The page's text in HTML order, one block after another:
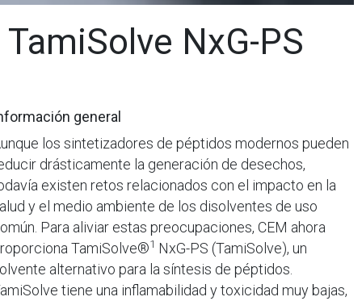
TamiSolve NxG-PS
general
los sintetizadores de péptidos modernos pueden
drásticamente la generación de desechos,
existen retos relacionados con el impacto en la
y el medio ambiente de los disolventes de uso
Para aliviar estas preocupaciones, CEM ahora
TamiSolve®1 NxG-PS (TamiSolve), un
alternativo para la síntesis de péptidos.
tiene una inflamabilidad y toxicidad muy bajas,